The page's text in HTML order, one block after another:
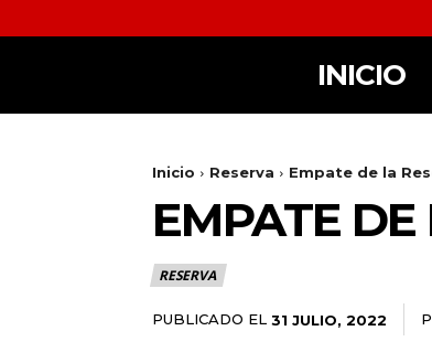
INICIO
Inicio Reserva Empate de la
EMPATE DE
RESERVA
PUBLICADO EL 31 JULIO, 2022